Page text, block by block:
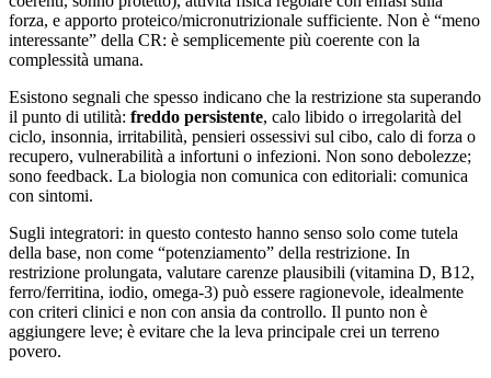
forza, e apporto proteico/micronutrizionale sufficiente. Non è “meno
interessante” della CR: è semplicemente più coerente con la
complessità umana.
Esistono segnali che spesso indicano che la restrizione sta superando
il punto di utilità: freddo persistente, calo libido o irregolarità del
ciclo, insonnia, irritabilità, pensieri ossessivi sul cibo, calo di forza o
recupero, vulnerabilità a infortuni o infezioni. Non sono debolezze;
sono feedback. La biologia non comunica con editoriali: comunica
con sintomi.
Sugli integratori: in questo contesto hanno senso solo come tutela
della base, non come “potenziamento” della restrizione. In
restrizione prolungata, valutare carenze plausibili (vitamina D, B12,
ferro/ferritina, iodio, omega‑3) può essere ragionevole, idealmente
con criteri clinici e non con ansia da controllo. Il punto non è
aggiungere leve; è evitare che la leva principale crei un terreno
povero.